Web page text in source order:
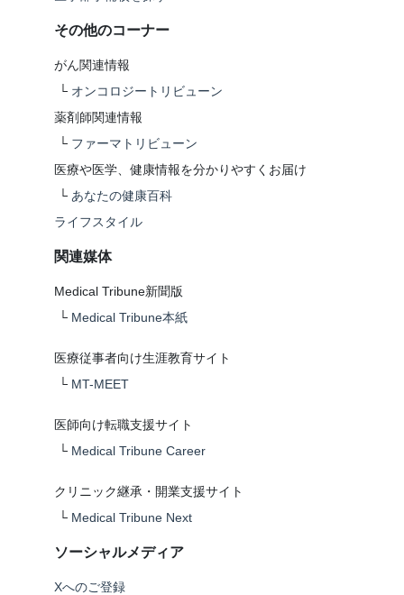
その他のコーナー
がん関連情報
└ オンコロジートリビューン
薬剤師関連情報
└ ファーマトリビューン
医療や医学、健康情報を分かりやすくお届け
└ あなたの健康百科
ライフスタイル
関連媒体
Medical Tribune新聞版
└ Medical Tribune本紙
医療従事者向け生涯教育サイト
└ MT-MEET
医師向け転職支援サイト
└ Medical Tribune Career
クリニック継承・開業支援サイト
└ Medical Tribune Next
ソーシャルメディア
Xへのご登録